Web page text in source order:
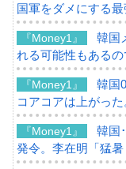
国軍をダメにする最
『Money1』
韓国
れる可能性もあるの
『Money1』
韓国
コアコアは上がった
『Money1』
韓国
発令。李在明「猛暑